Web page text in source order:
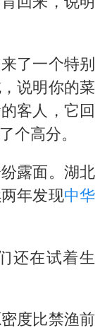
了一个特别
说明你的菜
客人，它回
个高分。
露面。湖北
年发现中华
还在试着生
度比禁渔前